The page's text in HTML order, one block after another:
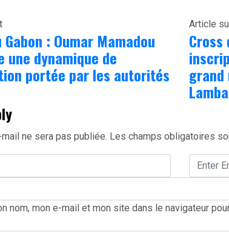
: Oumar Mamadou
une dynamique de
portée par les autorités
Article
Cross
ne sera pas publiée. Les champs obligatoires
nom, mon e-mail et mon site dans le navigateur